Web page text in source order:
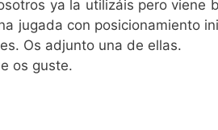
ya la utilizáis pero viene
jugada con posicionamiento
Os adjunto una de ellas.
os guste.